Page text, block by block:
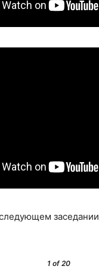
заседании
1of 20